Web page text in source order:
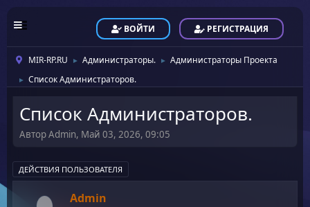
ВОЙТИ РЕГИСТРАЦИЯ
MIR-RP.RU ► Администраторы. ► Администраторы Проекта
► Список Администраторов.
Список Администраторов.
Автор Admin, Май 03, 2026, 09:05
ДЕЙСТВИЯ ПОЛЬЗОВАТЕЛЯ
Admin